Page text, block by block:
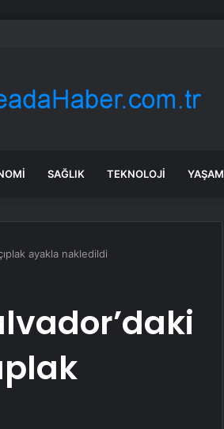
devam ediyor
SAĞLIK TEKNOLOJI YAŞAM
ayakla nakledildi